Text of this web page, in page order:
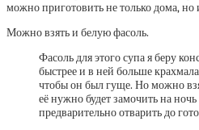
Можно взять и белую фасоль.
Фасоль для этого супа я беру
быстрее и в ней больше
чтобы он был гуще. Но можно
её нужно будет замочить на
предварительно отварить до